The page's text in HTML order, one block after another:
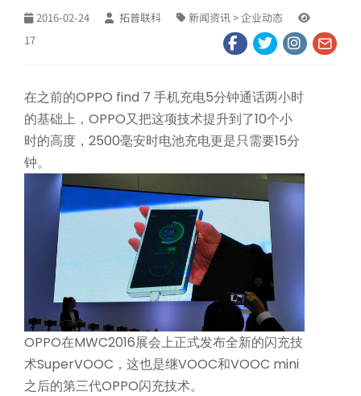
AI服务器高速互连解方案
攻克高速背板瓶颈，赋能AI集群，实现超低延迟与海量数据的高效传导
2016-02-24 拓普联科 新闻资讯> 企业动态
17
在之前的OPPO find 7 手机充电5分钟通话两小时
的基础上，OPPO又把这项技术提升到了10个小
时的高度，2500毫安时电池充电更是只需要15分
钟。
OPPO在MWC2016展会上正式发布全新的闪充技
术SuperVOOC，这也是继VOOC和VOOC mini
之后的第三代OPPO闪充技术。